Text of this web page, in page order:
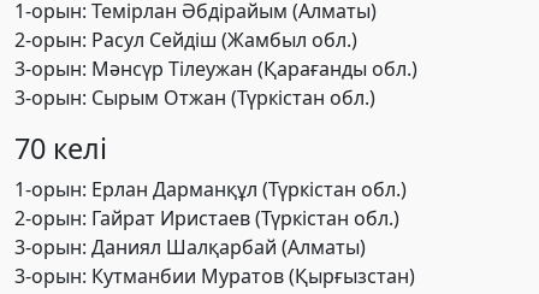
1-орын: Темірлан Әбдірайым (Алматы)
2-орын: Расул Сейдіш (Жамбыл обл.)
3-орын: Мәнсүр Тілеужан (Қарағанды обл.)
3-орын: Сырым Отжан (Түркістан обл.)
70 келі
1-орын: Ерлан Дарманқұл (Түркістан обл.)
2-орын: Гайрат Иристаев (Түркістан обл.)
3-орын: Даниял Шалқарбай (Алматы)
3-орын: Кутманбии Муратов (Қырғызстан)